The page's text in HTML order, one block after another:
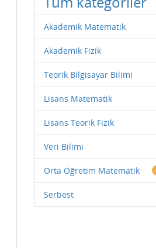
Akademik Matematik
Akademik Fizik
Teorik Bilgisayar Bilimi
Lisans Matematik
Lisans Teorik Fizik
Veri Bilimi
Orta Öğretim Matematik
Serbest